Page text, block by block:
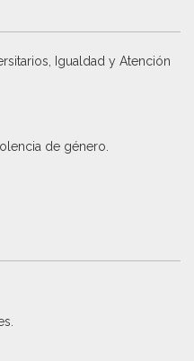
Igualdad y Atención
de género